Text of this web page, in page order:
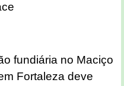
fundiária no Maciço
Fortaleza deve